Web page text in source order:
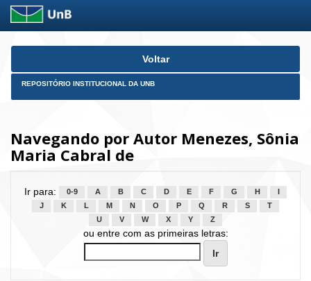
Skip
Voltar
REPOSITÓRIO INSTITUCIONAL DA UNB
Navegando por Autor Menezes, Sônia
Maria Cabral de
Ir para: 0-9 A B C D E F G H
J
K L M N O P Q R S
T
U
V W X Y Z
ou entre com as primeiras letras: